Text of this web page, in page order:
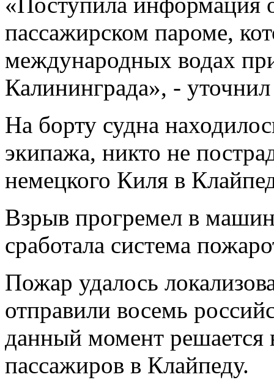
пассажирском пароме,
международных водах
Калининграда», - уточнил
На борту судна
экипажа, никто не
немецкого Киля в
Взрыв прогремел в
сработала система
Пожар удалось
отправили восемь
данный момент решается
пассажиров в Клайпеду.